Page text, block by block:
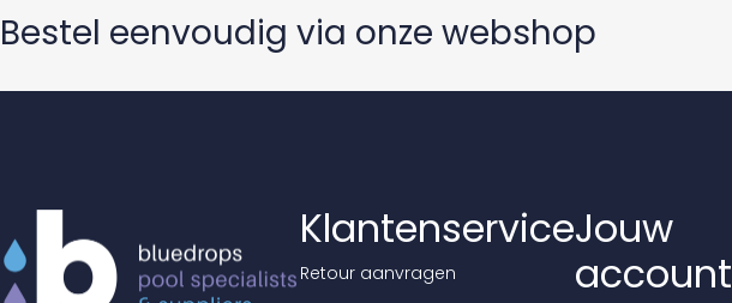
Bestel eenvoudig via onze webshop
Klantenservice
Retour aanvragen
Jouw
account